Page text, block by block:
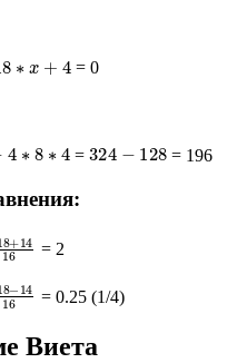
∗ = 0
∗ ∗ =324 128 = 196
+14 16
= 2
−14 16
= 0.25 (1/4)
Виета